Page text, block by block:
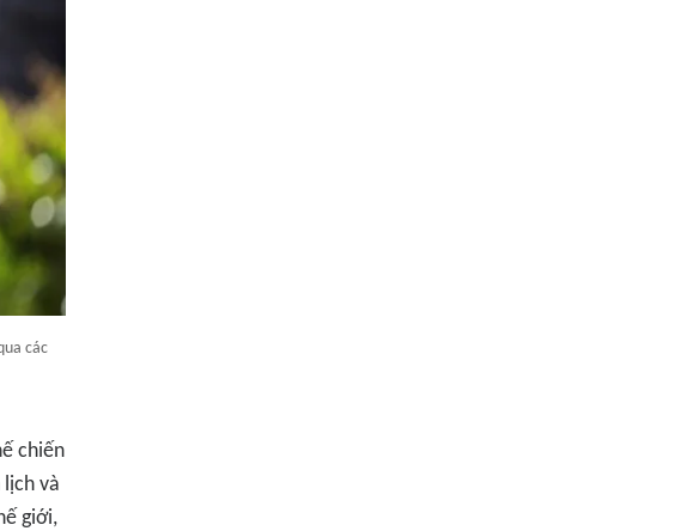
các
chiến
và
giới,